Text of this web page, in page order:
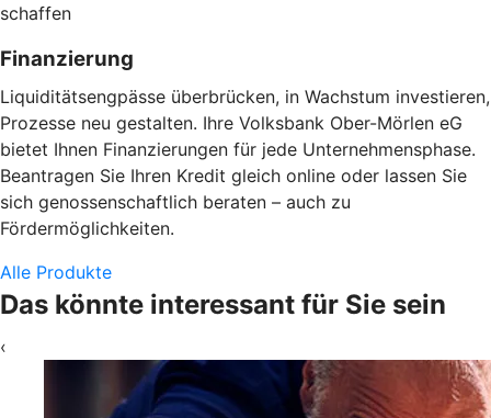
schaffen
Finanzierung
Liquiditätsengpässe überbrücken, in Wachstum investieren,
Prozesse neu gestalten. Ihre Volksbank Ober-Mörlen eG
bietet Ihnen Finanzierungen für jede Unternehmensphase.
Beantragen Sie Ihren Kredit gleich online oder lassen Sie
sich genossenschaftlich beraten – auch zu
Fördermöglichkeiten.
Alle Produkte
Das könnte interessant für Sie sein
‹